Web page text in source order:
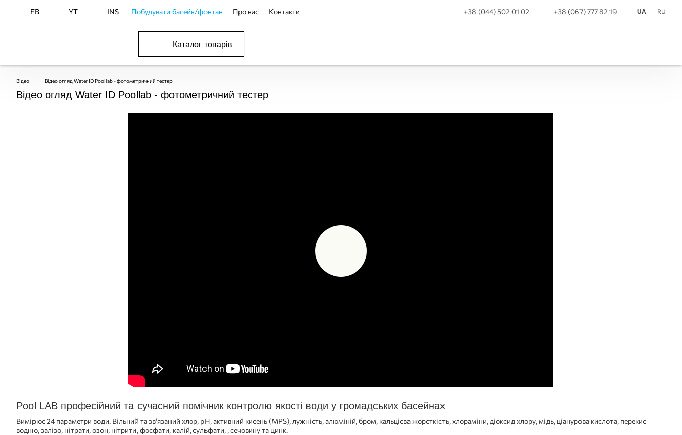
FB YT INS Побудувати басейн/фонтан Про нас Контакти +38 (044) 502 01 02 +38 (067) 777 82 19 UA RU
Каталог товарів
Відео Відео огляд Water ID Poollab - фотометричний тестер
Відео огляд Water ID Poollab - фотометричний тестер
Pool LAB професійний та сучасний помічник контролю якості води у громадських басейнах
Вимірює 24 параметри води. Вільний та зв'язаний хлор, pH, активний кисень (MPS), лужність, алюміній, бром, кальцієва жорсткість, хлораміни, діоксид хлору, мідь, ціанурова кислота, перекис
водню, залізо, нітрати, озон, нітрити, фосфати, калій, сульфати, , сечовину та цинк.